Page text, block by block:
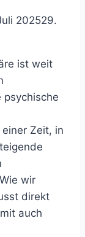
202529.
ist weit
Zeit, in
wir
direkt
auch